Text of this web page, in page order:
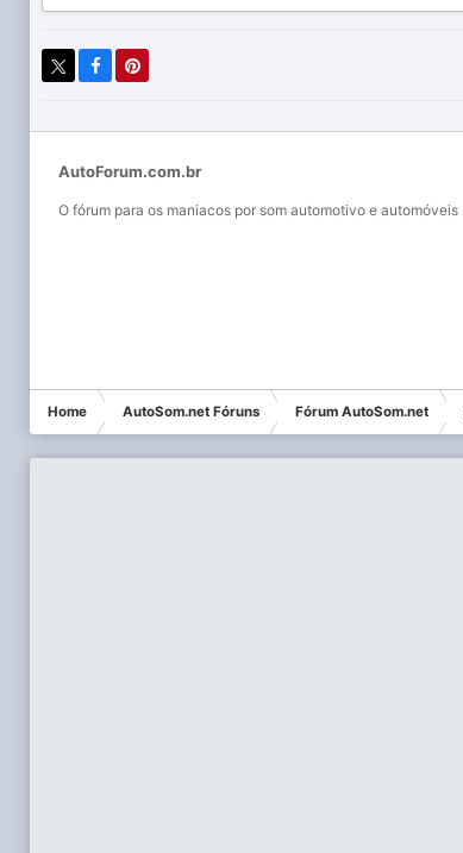
AutoForum.com.br
O fórum para os maniacos por som automotivo e automóveis
Home AutoSom.net Fóruns Fórum AutoSom.net